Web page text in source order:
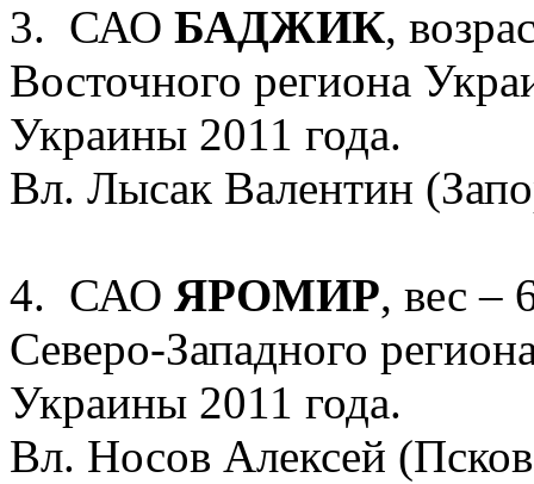
3. САО БАДЖИК,
Восточного региона
Украины 2011 года.
Вл. Лысак Валентин
4. САО ЯРОМИР, вес –
Северо-Западного
Украины 2011 года.
Вл. Носов Алексей